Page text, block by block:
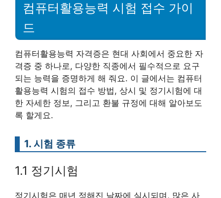
컴퓨터활용능력 시험 접수 가이
드
컴퓨터활용능력 자격증은 현대 사회에서 중요한 자
격증 중 하나로, 다양한 직종에서 필수적으로 요구
되는 능력을 증명하게 해 줘요. 이 글에서는 컴퓨터
활용능력 시험의 접수 방법, 상시 및 정기시험에 대
한 자세한 정보, 그리고 환불 규정에 대해 알아보도
록 할게요.
1. 시험 종류
1.1 정기시험
정기시험은 매년 정해진 날짜에 실시되며, 많은 사